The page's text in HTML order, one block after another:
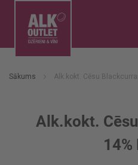
Sākums Alk.kokt. Cēsu
Alk.kokt.
14%